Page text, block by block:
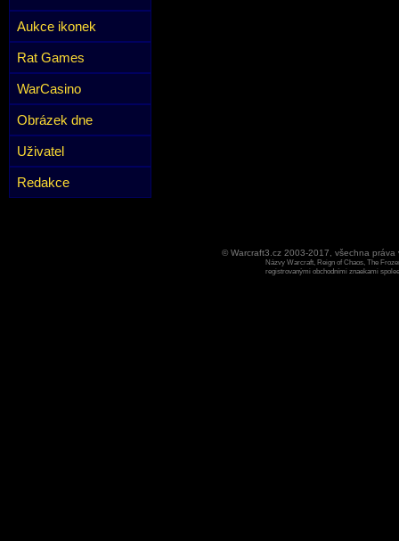
Aukce ikonek
Rat Games
WarCasino
Obrázek dne
Uživatel
Redakce
© Warcraft3.cz 2003-2017, všechna
Názvy Warcraft, Reign of Chaos, The
registrovanými obchodními znaekami